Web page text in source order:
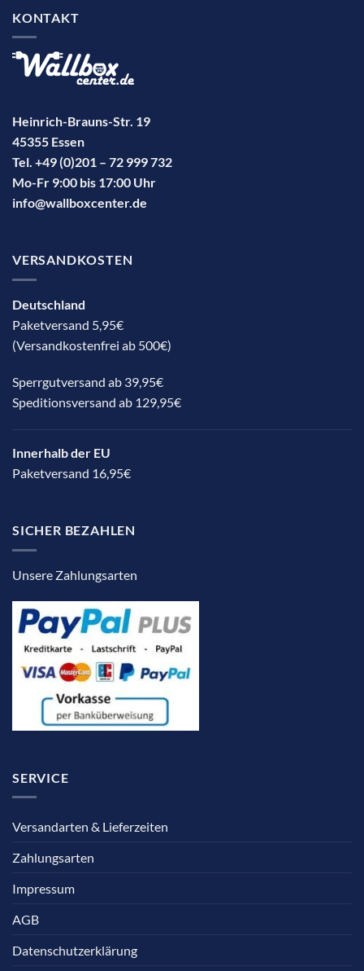
KONTAKT
Heinrich-Brauns-Str. 19
45355 Essen
Tel. +49 (0)201 – 72 999 732
Mo-Fr 9:00 bis 17:00 Uhr
info@wallboxcenter.de
VERSANDKOSTEN
Deutschland
Paketversand 5,95€
(Versandkostenfrei ab 500€)
Sperrgutversand ab 39,95€
Speditionsversand ab 129,95€
Innerhalb der EU
Paketversand 16,95€
SICHER BEZAHLEN
Unsere Zahlungsarten
SERVICE
Versandarten & Lieferzeiten
Zahlungsarten
Impressum
AGB
Datenschutzerklärung